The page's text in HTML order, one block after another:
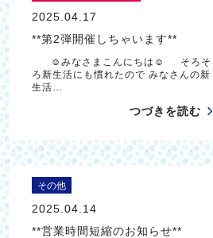
2025.04.17
**第2弾開催しちゃいます**
☺みなさまこんにちは☺ そろそ
ろ新生活にも慣れたので みなさんの新
生活…
つづきを読む
その他
2025.04.14
**営業時間短縮のお知らせ**